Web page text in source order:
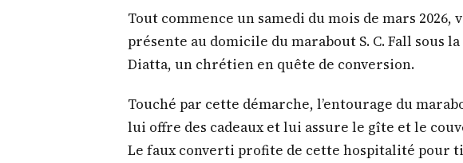
Tout commence un samedi du mois de mars 2026,
présente au domicile du marabout S. C. Fall sous
Diatta, un chrétien en quête de conversion.
Touché par cette démarche, l’entourage du
lui offre des cadeaux et lui assure le gîte et le
Le faux converti profite de cette hospitalité pour